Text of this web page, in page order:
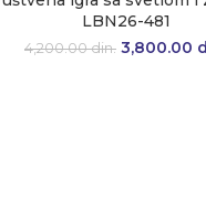
LBN26-481
4,200.00din. 3,800.00